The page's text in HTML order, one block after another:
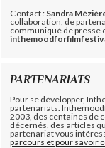
Contact : Sandra
collaboration, de
communiqué de presse
PARTENARIATS
Pour se développer,
partenariats.
2003, des centaines de
décernés, des articles
partenariat vous
parcours et pour savoir